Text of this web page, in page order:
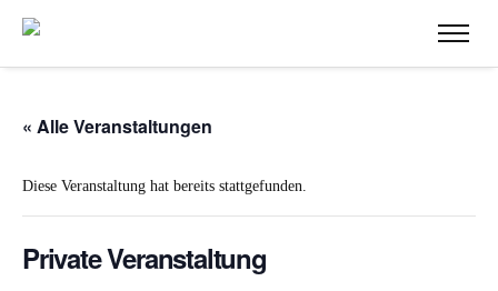
« Alle Veranstaltungen
Diese Veranstaltung hat bereits stattgefunden.
Private Veranstaltung